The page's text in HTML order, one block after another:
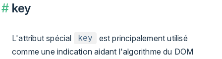
key
L'attribut spécial key
est principalement utilisé
comme une indication aidant l'algorithme du DOM